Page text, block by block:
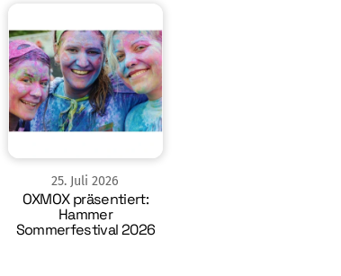
25. Juli 2026
OXMOX präsentiert:
Hammer
Sommerfestival 2026